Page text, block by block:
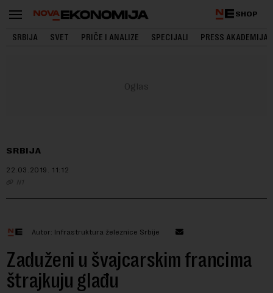
SHOP
SRBIJA SVET PRIČE I ANALIZE SPECIJALI PRESS AKADEMIJA
SRBIJA
22.03.2019. 11:12
N1
Autor: Infrastruktura železnice Srbije
Zaduženi u švajcarskim francima
štrajkuju glađu